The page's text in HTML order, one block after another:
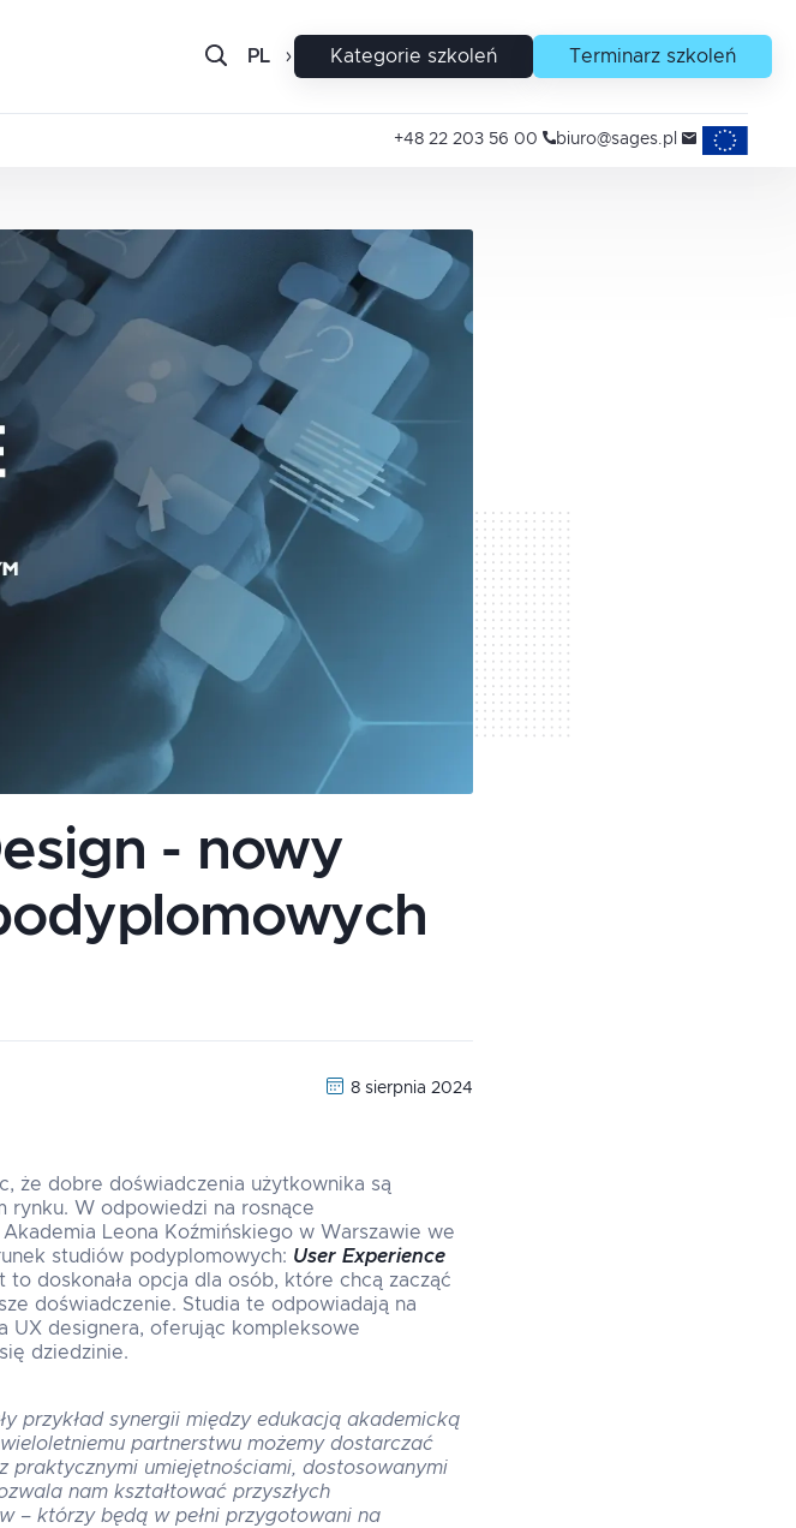
PL EN Kategorie szkoleń Terminarz szkoleń
+48 22 203 56 00 biuro@sages.pl Projekty
- nowy
8 sierpnia 2024
że dobre doświadczenia użytkownika są
rynku. W odpowiedzi na rosnące
Leona Koźmińskiego w Warszawie we
studiów podyplomowych: User Experience
to doskonała opcja dla osób, które chcą zacząć
doświadczenie. Studia te odpowiadają na
UX designera, oferując kompleksowe
dziedzinie.
przykład synergii między edukacją akademicką
partnerstwu możemy dostarczać
praktycznymi umiejętnościami, dostosowanymi
nam kształtować przyszłych
– którzy będą w pełni przygotowani na